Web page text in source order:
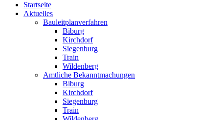
Startseite
Aktuelles
Bauleitplanverfahren
Biburg
Kirchdorf
Siegenburg
Train
Wildenberg
Amtliche Bekanntmachungen
Biburg
Kirchdorf
Siegenburg
Train